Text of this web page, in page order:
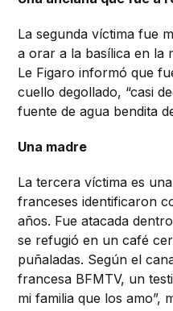
La segunda víctima fue
a orar a la basílica en la
Le Figaro informó que
cuello degollado, “casi
fuente de agua bendita
Una madre
La tercera víctima es
franceses identificaron
años. Fue atacada
se refugió en un café
puñaladas. Según el
francesa BFMTV, un
mi familia que los amo”,